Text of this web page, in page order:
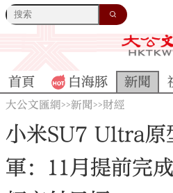
首頁 白海豚 新聞
大公文匯網>>新聞>>財經
小米SU7 Ultra
軍：11月提前完